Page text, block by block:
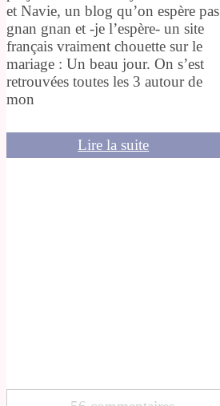
et Navie, un blog qu’on espère pas
gnan gnan et -je l’espère- un site
français vraiment chouette sur le
mariage : Un beau jour. On s’est
retrouvées toutes les 3 autour de
mon
Lire la suite